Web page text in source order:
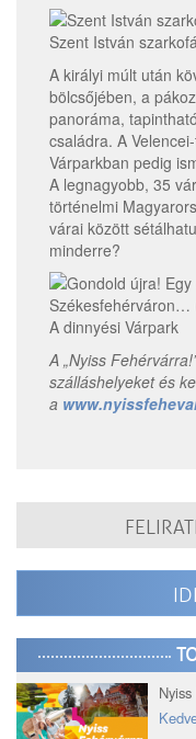
Szent István
A királyi múlt után
bölcsőjében, a
panoráma,
családra. A
Várparkban pedig
A legnagyobb, 35
történelmi
várai között
minderre?
A dinnyési Várpark
A „Nyiss
szálláshelyeket és
a